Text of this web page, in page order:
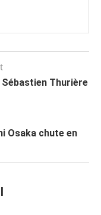
Thurière
Osaka chute en